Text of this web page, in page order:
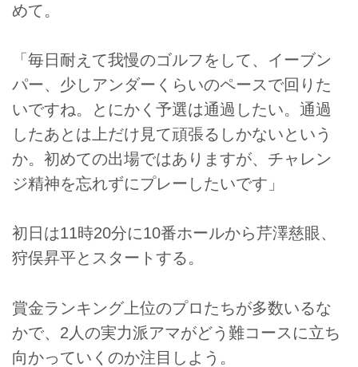
めて。
「毎日耐えて我慢のゴルフをして、イーブン
パー、少しアンダーくらいのペースで回りた
いですね。とにかく予選は通過したい。通過
したあとは上だけ見て頑張るしかないという
か。初めての出場ではありますが、チャレン
ジ精神を忘れずにプレーしたいです」
初日は11時20分に10番ホールから芹澤慈眼、
狩俣昇平とスタートする。
賞金ランキング上位のプロたちが多数いるな
かで、2人の実力派アマがどう難コースに立ち
向かっていくのか注目しよう。